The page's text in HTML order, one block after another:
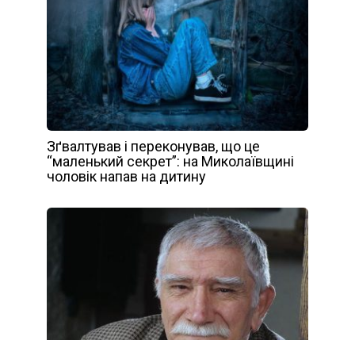
Зґвалтував і переконував, що це
“маленький секрет”: на Миколаївщині
чоловік напав на дитину